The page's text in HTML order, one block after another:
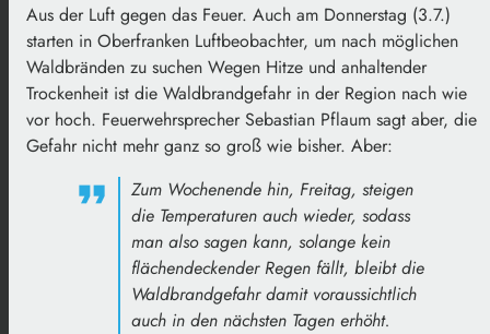
Aus der Luft gegen das Feuer. Auch am Donnerstag (3.7.)
starten in Oberfranken Luftbeobachter, um nach möglichen
Waldbränden zu suchen Wegen Hitze und anhaltender
Trockenheit ist die Waldbrandgefahr in der Region nach wie
vor hoch. Feuerwehrsprecher Sebastian Pflaum sagt aber, die
Gefahr nicht mehr ganz so groß wie bisher. Aber:
Zum Wochenende hin, Freitag, steigen
die Temperaturen auch wieder, sodass
man also sagen kann, solange kein
flächendeckender Regen fällt, bleibt die
Waldbrandgefahr damit voraussichtlich
auch in den nächsten Tagen erhöht.